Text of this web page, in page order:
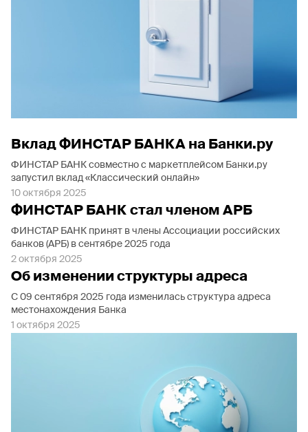
Вклад ФИНСТАР БАНКА на Банки.ру
ФИНСТАР БАНК совместно с маркетплейсом Банки.ру
запустил вклад «Классический онлайн»
10 октября 2025
ФИНСТАР БАНК стал членом АРБ
ФИНСТАР БАНК принят в члены Ассоциации российских
банков (АРБ) в сентябре 2025 года
2 октября 2025
Об изменении структуры адреса
С 09 сентября 2025 года изменилась структура адреса
местонахождения Банка
1 октября 2025